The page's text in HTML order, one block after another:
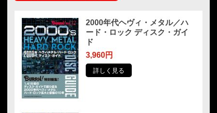
2000年代ヘヴィ・メタル／ハ
ード・ロック ディスク・ガイ
ド
3,960円
詳しく見る